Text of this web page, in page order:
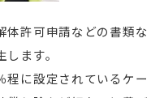
体許可申請などの書類な
ます。
程に設定されているケー